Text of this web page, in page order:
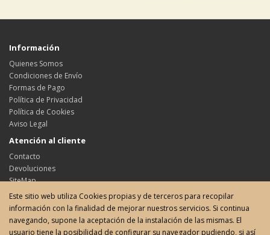
Información
Quienes Somos
Condiciones de Envío
Formas de Pago
Política de Privacidad
Política de Cookies
Aviso Legal
Atención al cliente
Contacto
Devoluciones
SiteMap
Su cuenta
Su cuenta
Historial de pedidos
Este sitio web utiliza Cookies propias y de terceros para recopilar
información con la finalidad de mejorar nuestros servicios. Si continua
navegando, supone la aceptación de la instalación de las mismas. El
usuario tiene la posibilidad de configurar su navegador pudiendo, si así